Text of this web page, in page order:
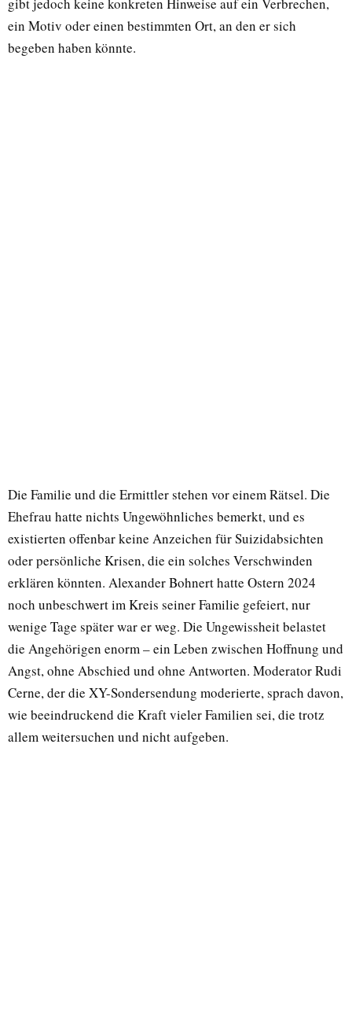
ein Motiv oder einen bestimmten Ort, an den er sich
begeben haben könnte.
Die Familie und die Ermittler stehen vor einem Rätsel. Die
Ehefrau hatte nichts Ungewöhnliches bemerkt, und es
existierten offenbar keine Anzeichen für Suizidabsichten
oder persönliche Krisen, die ein solches Verschwinden
erklären könnten. Alexander Bohnert hatte Ostern 2024
noch unbeschwert im Kreis seiner Familie gefeiert, nur
wenige Tage später war er weg. Die Ungewissheit belastet
die Angehörigen enorm – ein Leben zwischen Hoffnung und
Angst, ohne Abschied und ohne Antworten. Moderator Rudi
Cerne, der die XY-Sondersendung moderierte, sprach davon,
wie beeindruckend die Kraft vieler Familien sei, die trotz
allem weitersuchen und nicht aufgeben.